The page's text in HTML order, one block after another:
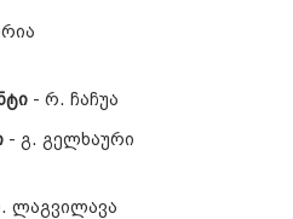
- რ. ჩაჩუა
- გ. გელხაური
ლაგვილავა